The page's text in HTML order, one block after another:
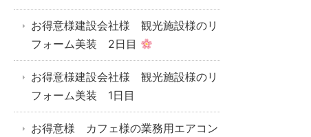
お得意様建設会社様 観光施設様のリ
フォーム美装 2日目
お得意様建設会社様 観光施設様のリ
フォーム美装 1日目
お得意様 カフェ様の業務用エアコン